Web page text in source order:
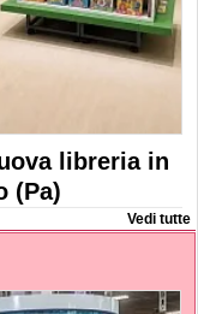
libreria in
(Pa)
Vedi tutte